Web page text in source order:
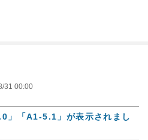
31 00:00
」「A1-5.1」が表示されまし